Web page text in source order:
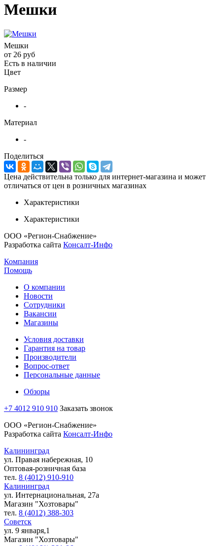
Мешки
Мешки
от 26 руб
Есть в наличии
Цвет
Размер
-
Материал
-
Поделиться
Цена действительна только для интернет-магазина и может
отличаться от цен в розничных магазинах
Характеристики
Характеристики
ООО «Регион-Снабжение»
Разработка сайта Консалт-Инфо
Компания
Помощь
О компании
Новости
Сотрудники
Вакансии
Магазины
Условия доставки
Гарантия на товар
Производители
Вопрос-ответ
Персональные данные
Обзоры
+7 4012 910 910 Заказать звонок
ООО «Регион-Снабжение»
Разработка сайта Консалт-Инфо
Калининград
ул. Правая набережная, 10
Оптовая-розничная база
тел. 8 (4012) 910-910
Калининград
ул. Интернациональная, 27а
Магазин "Хозтовары"
тел. 8 (4012) 388-303
Советск
ул. 9 января,1
Магазин "Хозтовары"